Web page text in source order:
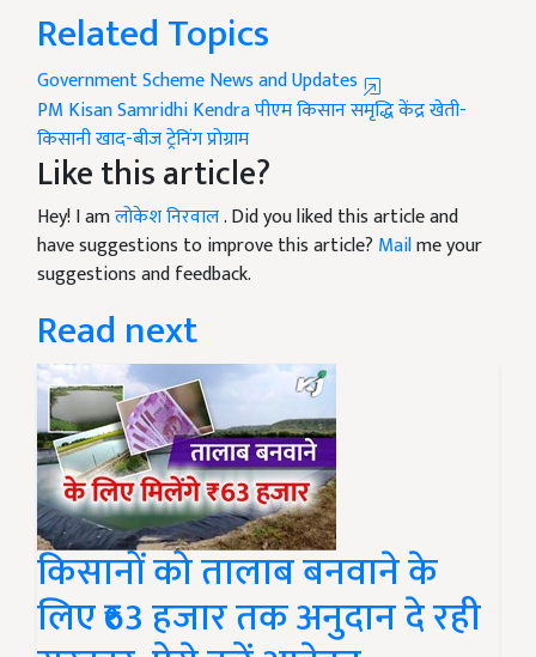
Related Topics
Government Scheme News and Updates
PM Kisan Samridhi Kendraपीएम किसान समृद्धि केंद्रखेती-
किसानीखाद-बीजट्रेनिंग प्रोग्राम
Like this article?
Hey! I amलोकेश निरवाल. Did you liked this article and
have suggestions to improve this article? Mailme your
suggestions and feedback.
Read next
किसानों को तालाब बनवाने के
लिए ₹63 हजार तक अनुदान दे रही